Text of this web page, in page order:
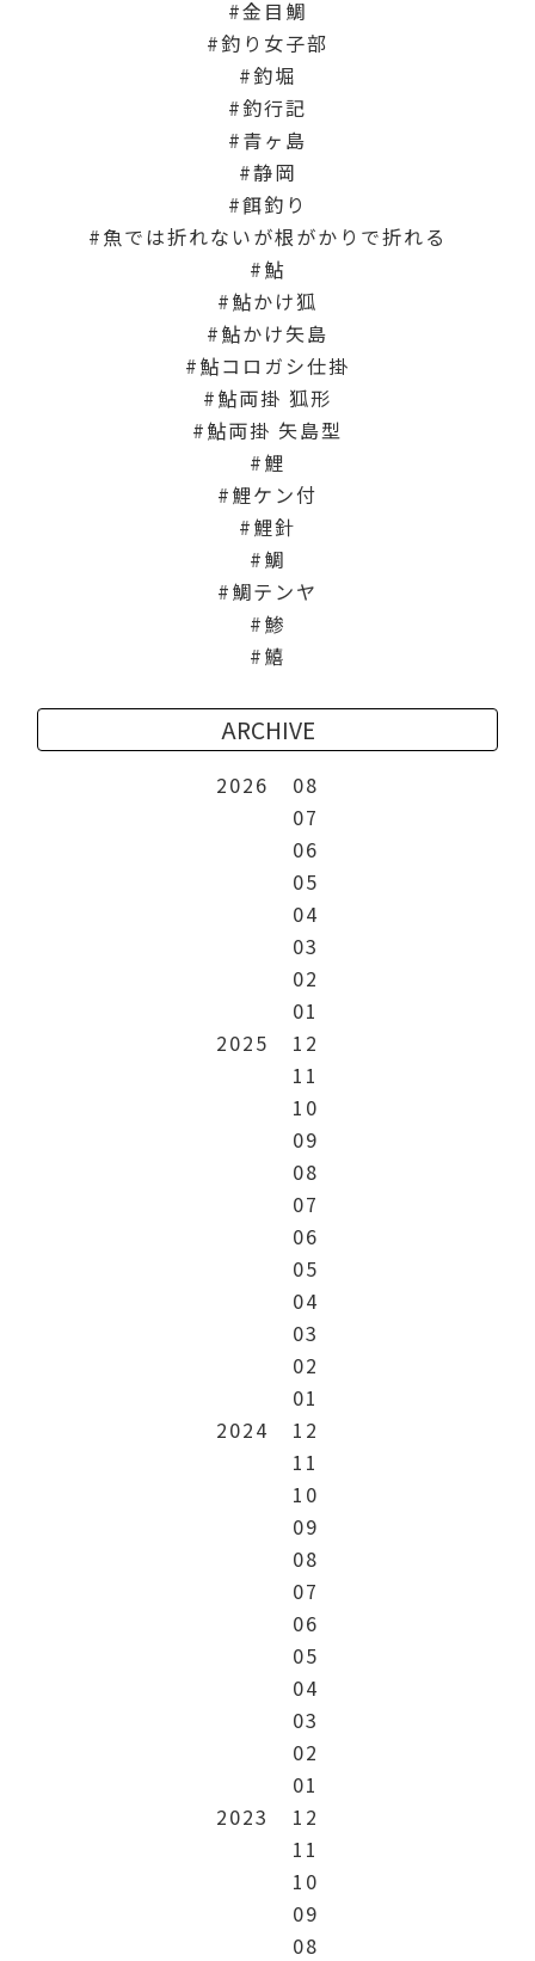
金目鯛
釣り女子部
釣堀
釣行記
青ヶ島
静岡
餌釣り
魚では折れないが根がかりで折れる
鮎
鮎かけ狐
鮎かけ矢島
鮎コロガシ仕掛
鮎両掛 狐形
鮎両掛 矢島型
鯉
鯉ケン付
鯉針
鯛
鯛テンヤ
鯵
鱚
ARCHIVE
2026
08
07
06
05
04
03
02
01
2025
12
11
10
09
08
07
06
05
04
03
02
01
2024
12
11
10
09
08
07
06
05
04
03
02
01
2023
12
11
10
09
08